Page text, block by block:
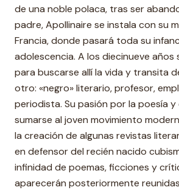
de una noble polaca, tras ser
padre, Apollinaire se instala con su
Francia, donde pasará toda su
adolescencia. A los diecinueve años
para buscarse allí la vida y transita
otro: «negro» literario, profesor,
periodista. Su pasión por la poesía y
sumarse al joven movimiento
la creación de algunas revistas
en defensor del recién nacido
infinidad de poemas, ficciones y
aparecerán posteriormente